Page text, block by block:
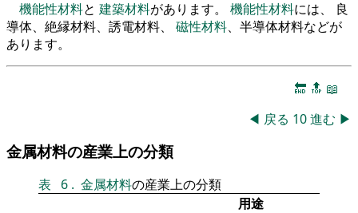
機能性材料と 建築材料があります。 機能性材料には、 良
導体、絶縁材料、誘電材料、 磁性材料、半導体材料などが
あります。
🔚 🔝 📖
◀ 戻る 10進む ▶
金属材料の産業上の分類
表 6 . 金属材料の産業上の分類
用途